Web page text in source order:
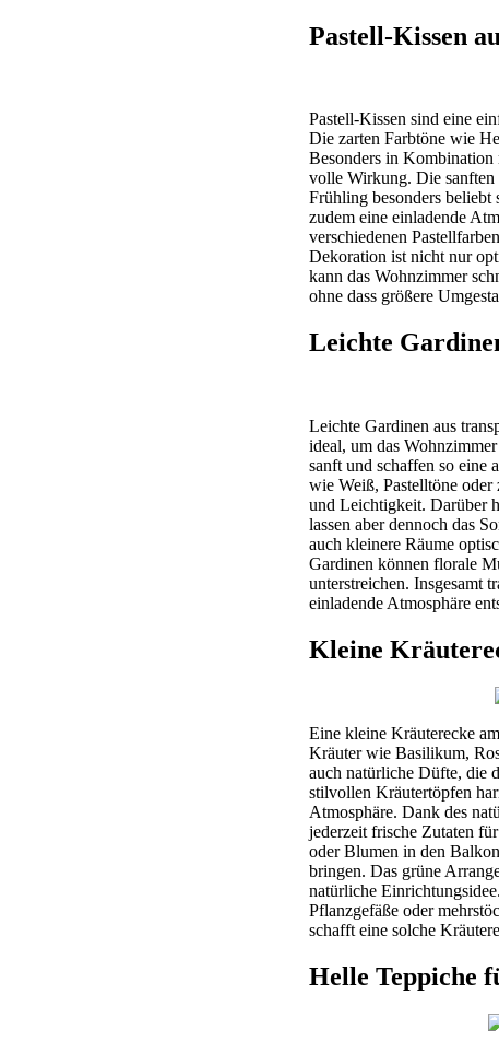
Pastell-Kissen
Pastell-Kissen sind eine
Die zarten Farbtöne wie
Besonders in Kombination
volle Wirkung. Die
Frühling besonders
zudem eine einladende
verschiedenen
Dekoration ist nicht nur
kann das Wohnzimmer
ohne dass größere
Leichte
Leichte Gardinen aus
ideal, um das
sanft und schaffen so eine
wie Weiß, Pastelltöne
und Leichtigkeit. Darüber
lassen aber dennoch das
auch kleinere Räume
Gardinen können florale
unterstreichen. Insgesamt
einladende Atmosphäre
Kleine
Eine kleine Kräuterecke
Kräuter wie Basilikum,
auch natürliche Düfte, die
stilvollen Kräutertöpfen
Atmosphäre. Dank des
jederzeit frische Zutaten
oder Blumen in den
bringen. Das grüne
natürliche
Pflanzgefäße oder
schafft eine solche
Helle Teppiche